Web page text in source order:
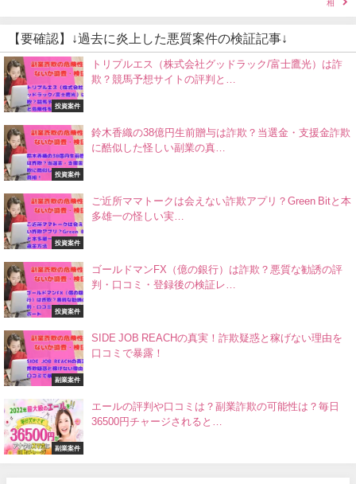
相
【要確認】↓過去に炎上した悪質案件の検証記事↓
投資案件
トリプルエス（株式会社グッドラック/富士鷹光）は詐
欺？競馬予想サイトの評判と…
投資案件
鈴木香織の38億円生前贈与は詐欺？当選金・支援金詐欺
に酷似した怪しい副業の真…
投資案件
ご近所ママトークは会えない詐欺アプリ？Green Bitと本
多雄一の怪しい実…
投資案件
ゴールドマンFX（億の銀行）は詐欺？悪質な勧誘の評
判・口コミ・登録後の検証レ…
副業案件
SIDE JOB REACHの真実！詐欺疑惑と稼げない理由を
口コミで暴露！
副業案件
エールの評判や口コミは？副業詐欺の可能性は？毎日
36500円チャージされると…